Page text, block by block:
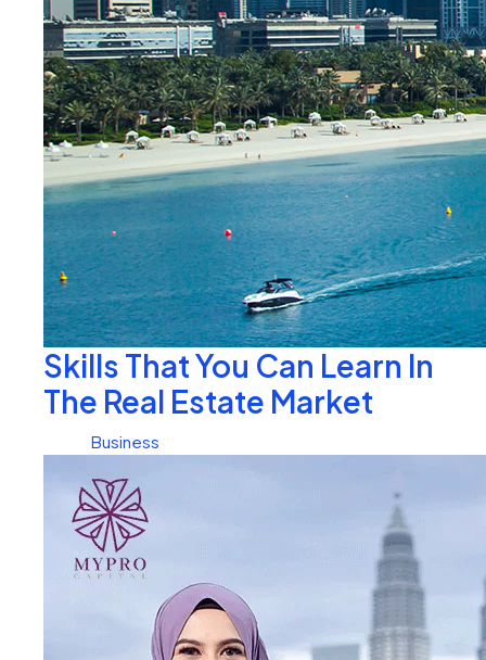
Skills That You Can Learn In
The Real Estate Market
Business